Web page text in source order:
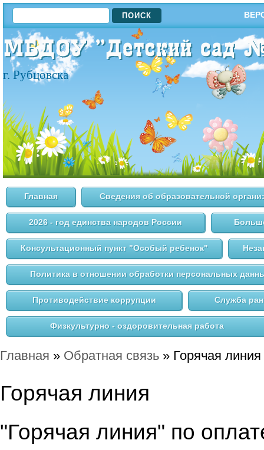
ФОРМА ПОИСКА
г. Рубцовска
Главная Сведения об образовательной
2026 - год единства народов России
Консультационный пункт "Особый ребенок"
Политика в отношении обработки персональных
Противодействие коррупции Служба
Физкультурно - оздоровительная работа
Вы здесь
Главная » Обратная связь » Горячая линия
Горячая линия
"Горячая линия" по